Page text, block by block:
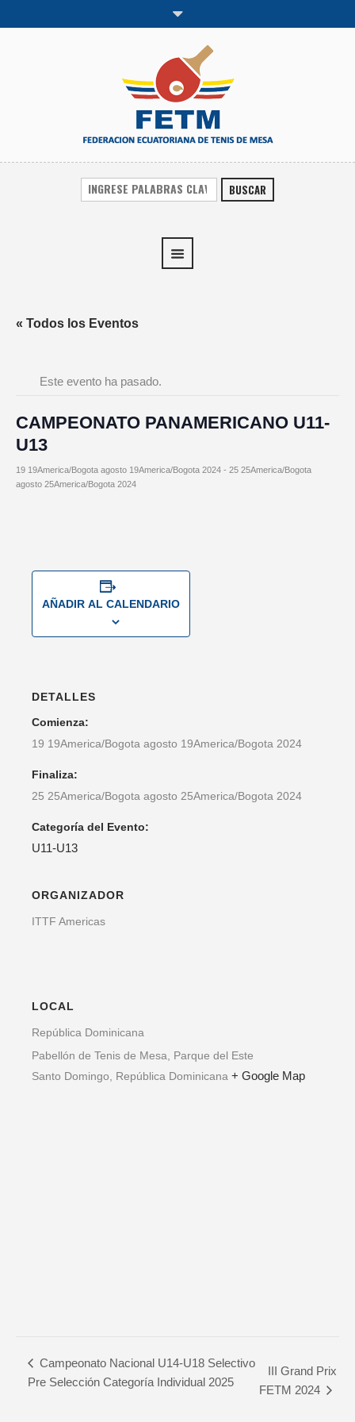
BUSCAR
« Todos los Eventos
Este evento ha pasado.
CAMPEONATO PANAMERICANO U11-
U13
19 19America/Bogota agosto 19America/Bogota 2024 - 25 25America/Bogota
agosto 25America/Bogota 2024
AÑADIR AL CALENDARIO
DETALLES
Comienza:
19 19America/Bogota agosto 19America/Bogota 2024
Finaliza:
25 25America/Bogota agosto 25America/Bogota 2024
Categoría del Evento:
U11-U13
ORGANIZADOR
ITTF Americas
LOCAL
República Dominicana
Pabellón de Tenis de Mesa, Parque del Este
Santo Domingo
República Dominicana + Google Map
Campeonato Nacional U14-U18 Selectivo
Pre Selección Categoría Individual 2025
III Grand Prix
FETM 2024